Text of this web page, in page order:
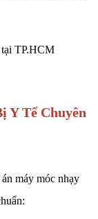
Y Tế Chuyên
máy móc nhạy